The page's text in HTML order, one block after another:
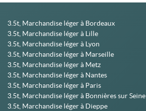
3.5t, Marchandise léger à Bordeaux
3.5t, Marchandise léger à Lille
3.5t, Marchandise léger à Lyon
3.5t, Marchandise léger à Marseille
3.5t, Marchandise léger à Metz
3.5t, Marchandise léger à Nantes
3.5t, Marchandise léger à Paris
3.5t, Marchandise léger à Bonnières sur Seine
3.5t, Marchandise léger à Dieppe